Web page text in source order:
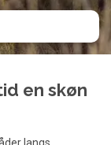
en skøn